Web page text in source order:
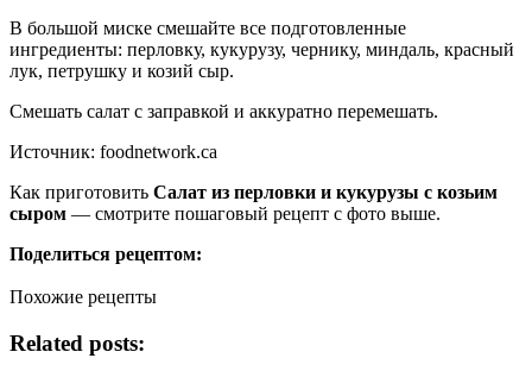
В большой миске смешайте все подготовленные
ингредиенты: перловку, кукурузу, чернику, миндаль, красный
лук, петрушку и козий сыр.
Смешать салат с заправкой и аккуратно перемешать.
Источник: foodnetwork.ca
Как приготовить Салат из перловки и кукурузы с козьим
сыром — смотрите пошаговый рецепт с фото выше.
Поделиться рецептом:
Похожие рецепты
Related posts: